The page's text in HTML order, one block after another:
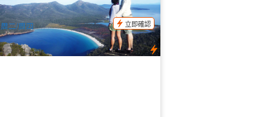
AUD $205.00 $215.00
TAS06048
周二/周四
立即確認